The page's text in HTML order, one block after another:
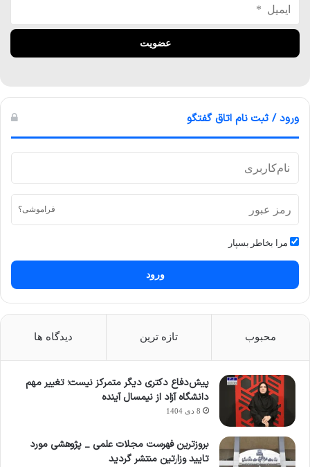
ورود / ثبت نام اتاق گفتگو
فراموشی؟
مرا بخاطر بسپار
ورود
محبوب تازه ترین دیدگاه ها
پیش‌دفاع دکتری دیگر متمرکز نیست؛ تغییر مهم
دانشگاه آزاد از نیمسال آینده
8 دی 1404
بروزترین فهرست مجلات علمی _ پژوهشی مورد
تایید وزارتین منتشر گردید